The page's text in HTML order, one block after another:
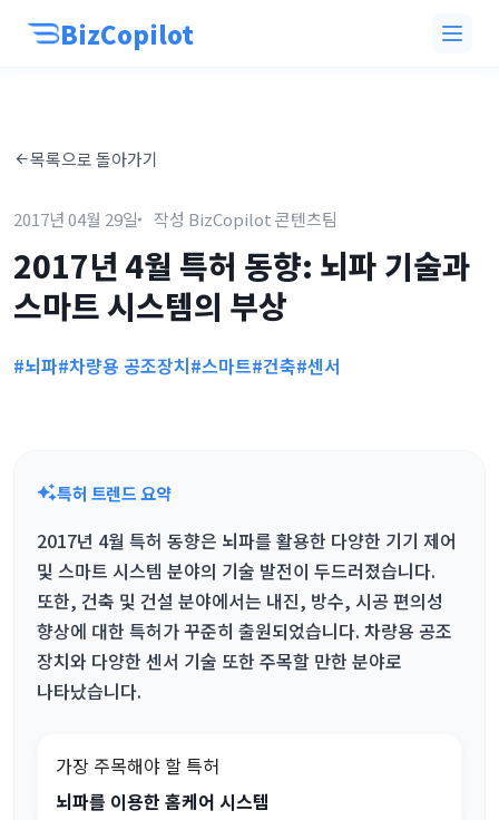
BizCopilot
목록으로 돌아가기
2017년 04월 29일 작성 BizCopilot 콘텐츠팀
2017년 4월 특허 동향: 뇌파 기술과
스마트 시스템의 부상
#뇌파#차량용 공조장치#스마트#건축#센서
특허 트렌드 요약
2017년 4월 특허 동향은 뇌파를 활용한 다양한 기기 제어
및 스마트 시스템 분야의 기술 발전이 두드러졌습니다.
또한, 건축 및 건설 분야에서는 내진, 방수, 시공 편의성
향상에 대한 특허가 꾸준히 출원되었습니다. 차량용 공조
장치와 다양한 센서 기술 또한 주목할 만한 분야로
나타났습니다.
가장 주목해야 할 특허
뇌파를 이용한 홈케어 시스템